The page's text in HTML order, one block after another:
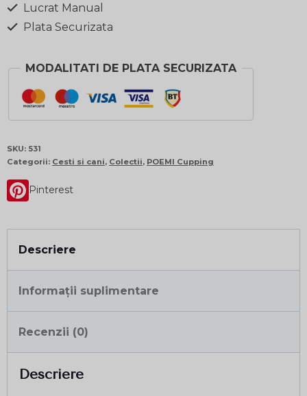
Lucrat Manual
Plata Securizata
MODALITATI DE PLATA SECURIZATA
SKU: 531
Categorii: Cesti si cani, Colectii, POEMI Cupping
Pinterest
Descriere
Informații suplimentare
Recenzii (0)
Descriere